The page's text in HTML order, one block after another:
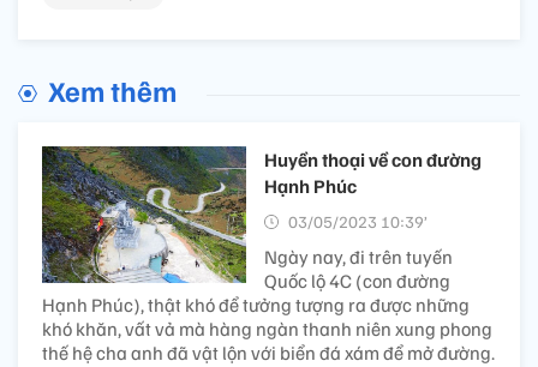
Xem thêm
Huyền thoại về con đường
Hạnh Phúc
03/05/2023 10:39’
Ngày nay, đi trên tuyến
Quốc lộ 4C (con đường
Hạnh Phúc), thật khó để tưởng tượng ra được những
khó khăn, vất vả mà hàng ngàn thanh niên xung phong
thế hệ cha anh đã vật lộn với biển đá xám để mở đường.